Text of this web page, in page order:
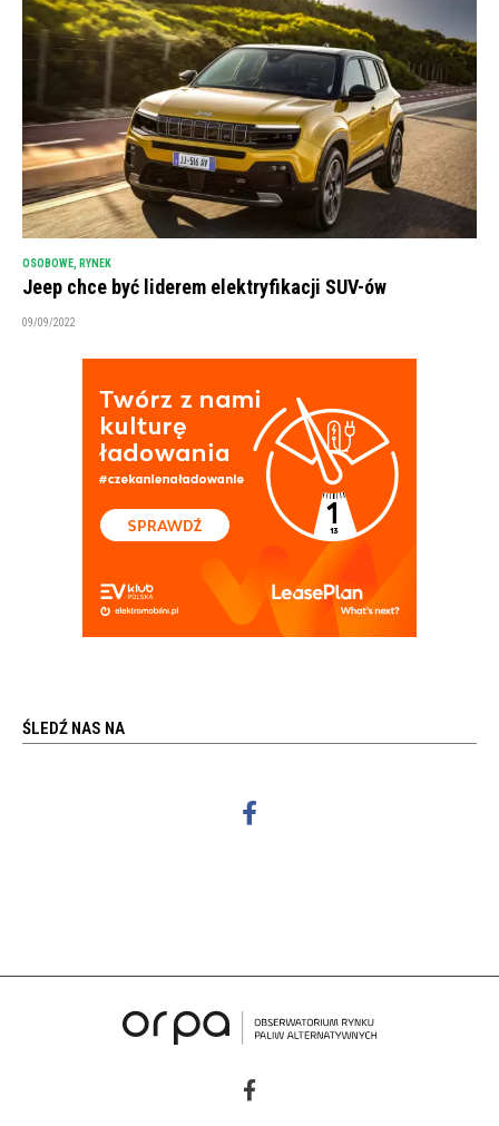
OSOBOWE, RYNEK
Jeep chce być liderem elektryfikacji SUV-ów
09/09/2022
ŚLEDŹ NAS NA